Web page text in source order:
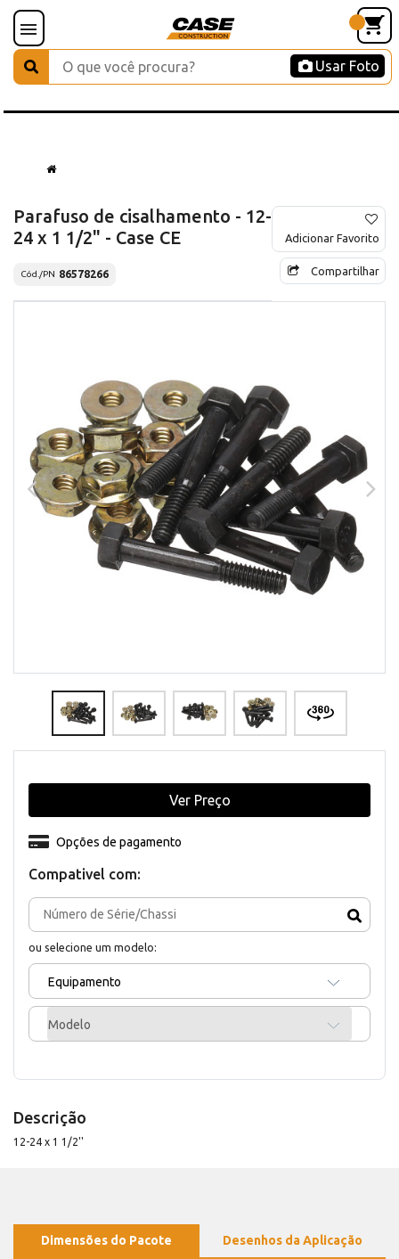
Usar Foto
Parafuso de cisalhamento - 12-
24 x 1 1/2" - Case CE
Cód./PN 86578266
Adicionar Favorito
Compartilhar
Compativel com:
ou selecione um modelo:
Equipamento
Modelo
Opções de pagamento
Ver Preço
Descrição
12-24 x 1 1/2''
Dimensões do Pacote Desenhos da Aplicação